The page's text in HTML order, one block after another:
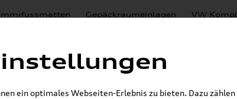
Gepäckraumeinlagen VW
Lackierungen
E-Mail
ein optimales Webseiten-Erlebnis zu bieten. Dazu